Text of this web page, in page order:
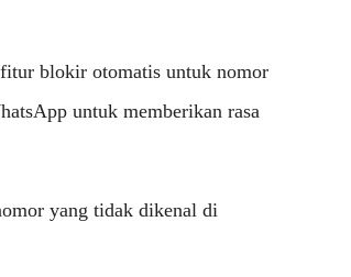
blokir otomatis untuk nomor
untuk memberikan rasa
yang tidak dikenal di